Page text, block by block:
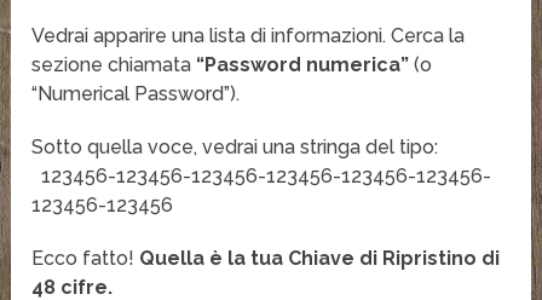
Vedrai apparire una lista di informazioni. Cerca la
sezione chiamata “Password numerica” (o
“Numerical Password”).
Sotto quella voce, vedrai una stringa del tipo:
123456-123456-123456-123456-123456-123456-
123456-123456
Ecco fatto! Quella è la tua Chiave di Ripristino di
48 cifre.